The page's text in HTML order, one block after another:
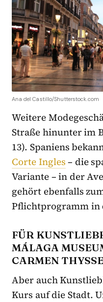
Ana del Castillo/Shutterstock.com
Weitere
Straße hinunter im
13). Spaniens
Corte Ingles– die
Variante – in der
gehört ebenfalls
Pflichtprogramm in
FÜR
MÁLAGA
CARMEN
Aber auch
Kurs auf die Stadt.